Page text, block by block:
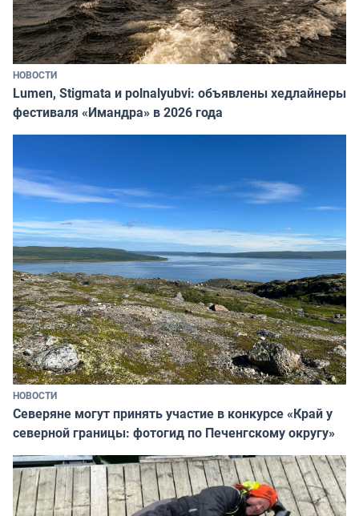
НОВОСТИ
Lumen, Stigmata и polnalyubvi: объявлены хедлайнеры
фестиваля «Имандра» в 2026 года
НОВОСТИ
Северяне могут принять участие в конкурсе «Край у
северной границы: фотогид по Печенгскому округу»